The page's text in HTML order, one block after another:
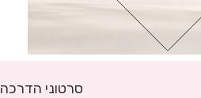
סרטוני הדרכה